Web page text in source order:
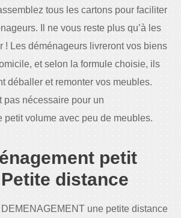
tous les cartons pour faciliter
Il ne vous reste plus qu’à les
! Les déménageurs livreront vos biens
et selon la formule choisie, ils
déballer et remonter vos meubles.
pas nécessaire pour un
petit volume avec peu de meubles.
petit
distance
une petite distance